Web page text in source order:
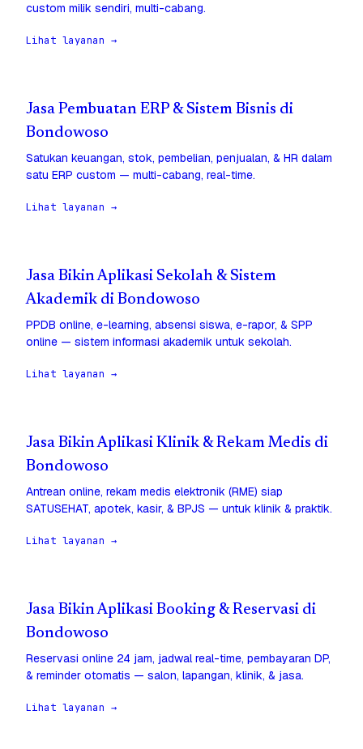
custom milik sendiri, multi-cabang.
Lihat layanan →
Jasa Pembuatan ERP & Sistem Bisnis di
Bondowoso
Satukan keuangan, stok, pembelian, penjualan, & HR dalam
satu ERP custom — multi-cabang, real-time.
Lihat layanan →
Jasa Bikin Aplikasi Sekolah & Sistem
Akademik di Bondowoso
PPDB online, e-learning, absensi siswa, e-rapor, & SPP
online — sistem informasi akademik untuk sekolah.
Lihat layanan →
Jasa Bikin Aplikasi Klinik & Rekam Medis di
Bondowoso
Antrean online, rekam medis elektronik (RME) siap
SATUSEHAT, apotek, kasir, & BPJS — untuk klinik & praktik.
Lihat layanan →
Jasa Bikin Aplikasi Booking & Reservasi di
Bondowoso
Reservasi online 24 jam, jadwal real-time, pembayaran DP,
& reminder otomatis — salon, lapangan, klinik, & jasa.
Lihat layanan →